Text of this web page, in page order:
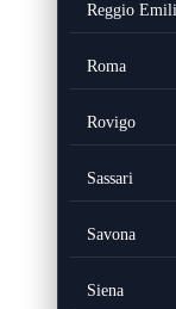
Reggio
Roma
Rovigo
Sassari
Savona
Siena